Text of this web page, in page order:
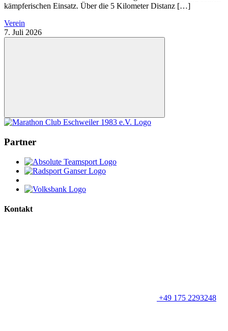
kämpferischen Einsatz. Über die 5 Kilometer Distanz […]
Verein
7. Juli 2026
Nach
oben
Partner
Kontakt
+49 175 2293248